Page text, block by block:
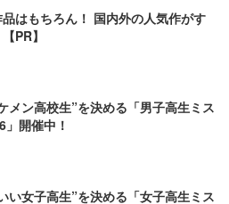
はもちろん！ 国内外の人気作がす
PR】
メン高校生”を決める「男子高生ミス
開催中！
い女子高生”を決める「女子高生ミス